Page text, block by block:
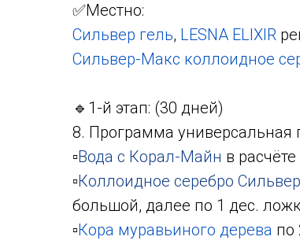
✅Местно:
Сильвер гель, LESNA ELIXIR
Сильвер-Макс коллоидное
🔹1-й этап: (30 дней)
8. Программа
▫️Вода с Корал-Майн в
▫️Коллоидное серебро
большой, далее по 1 дес.
▫️Кора муравьиного дерева по